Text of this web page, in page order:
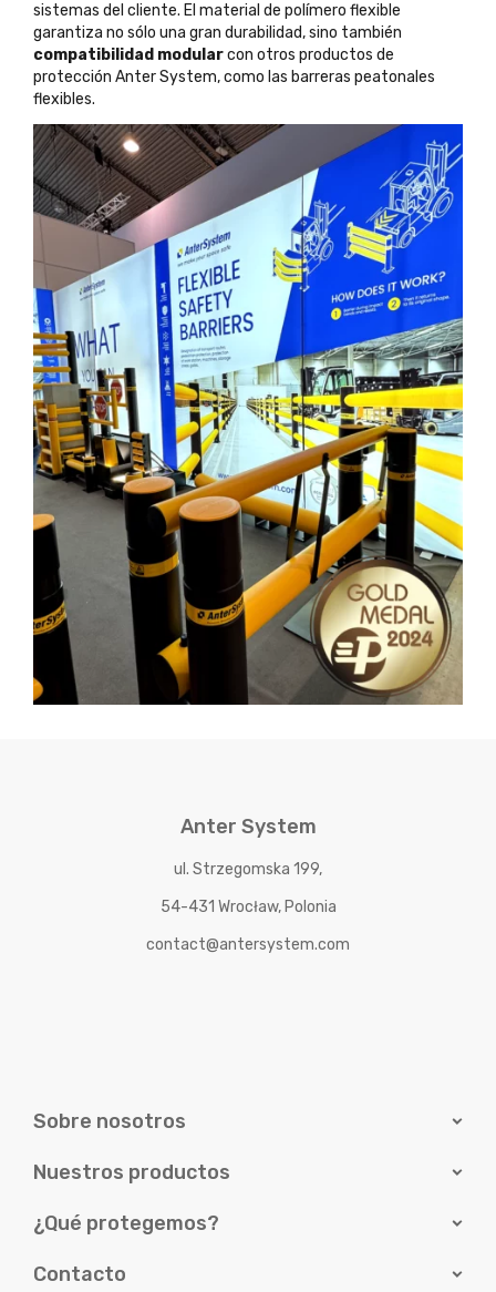
sistemas del cliente. El material de polímero flexible
garantiza no sólo una gran durabilidad, sino también
compatibilidad modularcon otros productos de
protección Anter System, como las barreras peatonales
flexibles.
Anter System
ul. Strzegomska 199,
54-431 Wrocław, Polonia
contact@antersystem.com
Sobre nosotros
Nuestros productos
¿Qué protegemos?
Contacto